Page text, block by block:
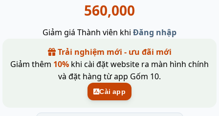
560,000
Giảm giá Thành viên khi Đăng nhập
Trải nghiệm mới - ưu đãi mới
Giảm thêm 10% khi cài đặt website ra màn hình chính
và đặt hàng từ app Gốm 10.
Cài app